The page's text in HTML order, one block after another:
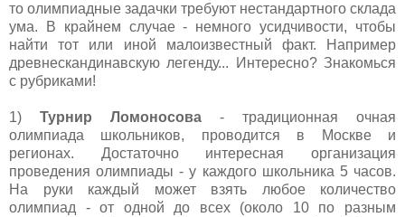
то олимпиадные задачки требуют нестандартного склада
ума. В крайнем случае - немного усидчивости, чтобы
найти тот или иной малоизвестный факт. Например
древнескандинавскую легенду... Интересно? Знакомься
с рубриками!
1) Турнир Ломоносова - традиционная очная
олимпиада школьников, проводится в Москве и
регионах. Достаточно интересная организация
проведения олимпиады - у каждого школьника 5 часов.
На руки каждый может взять любое количество
олимпиад - от одной до всех (около 10 по разным